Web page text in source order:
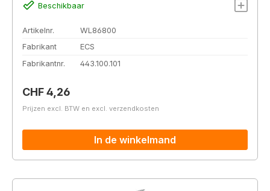
Beschikbaar
Artikelnr.
WL86800
Fabrikant
ECS
Fabrikantnr.
443.100.101
Normale prijs:
CHF 4,26
Prijzen excl. BTW en excl. verzendkosten
In de winkelmand